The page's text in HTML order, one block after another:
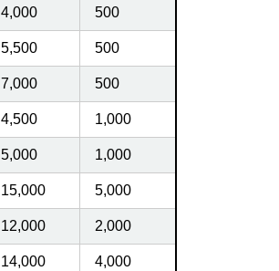
4,000 500
5,500 500
7,000 500
4,500 1,000
5,000 1,000
15,000 5,000
12,000 2,000
14,000 4,000